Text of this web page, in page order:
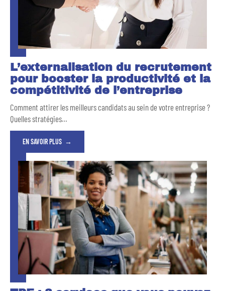
L’externalisation du recrutement
pour booster la productivité et la
compétitivité de l’entreprise
Comment attirer les meilleurs candidats au sein de votre entreprise ?
Quelles stratégies…
EN SAVOIR PLUS